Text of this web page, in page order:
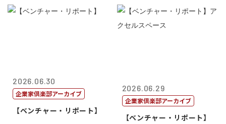
2026.06.30
企業家倶楽部アーカイブ
【ベンチャー・リポート】
2026.06.29
企業家倶楽部アーカイブ
【ベンチャー・リポート】